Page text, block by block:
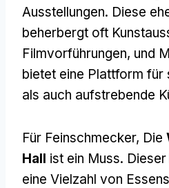
Ausstellungen. Diese
beherbergt oft
Filmvorführungen, und
bietet eine Plattform
als auch aufstrebende
Für Feinschmecker, Die
Hall ist ein Muss.
eine Vielzahl von